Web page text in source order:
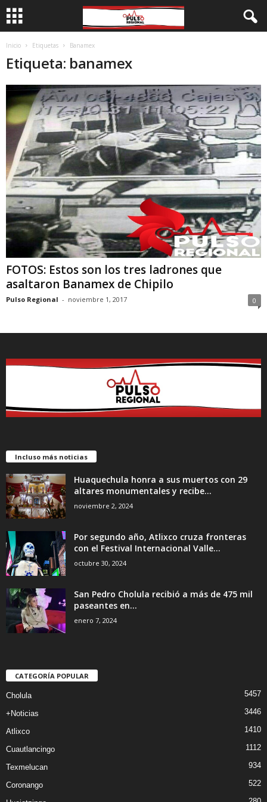
Inicio Etiquetas Banamex
Etiqueta: banamex
FOTOS: Estos son los tres ladrones que
asaltaron Banamex de Chipilo
Pulso Regional - noviembre 1, 2017 0
Incluso más noticias
Huaquechula honra a sus muertos con 29
altares monumentales y recibe...
noviembre 2, 2024
Por segundo año, Atlixco cruza fronteras
con el Festival Internacional Valle...
octubre 30, 2024
San Pedro Cholula recibió a más de 475 mil
paseantes en...
enero 7, 2024
CATEGORÍA POPULAR
Cholula 5457
+Noticias 3446
Atlixco 1410
Cuautlancingo 1112
Texmelucan 934
Coronango 522